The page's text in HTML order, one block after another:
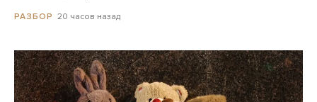
РАЗБОР 20 часов назад